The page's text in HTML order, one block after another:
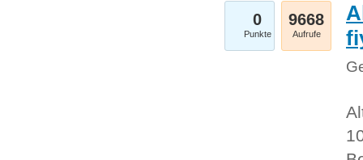
0
Punkte
9668
Aufrufe